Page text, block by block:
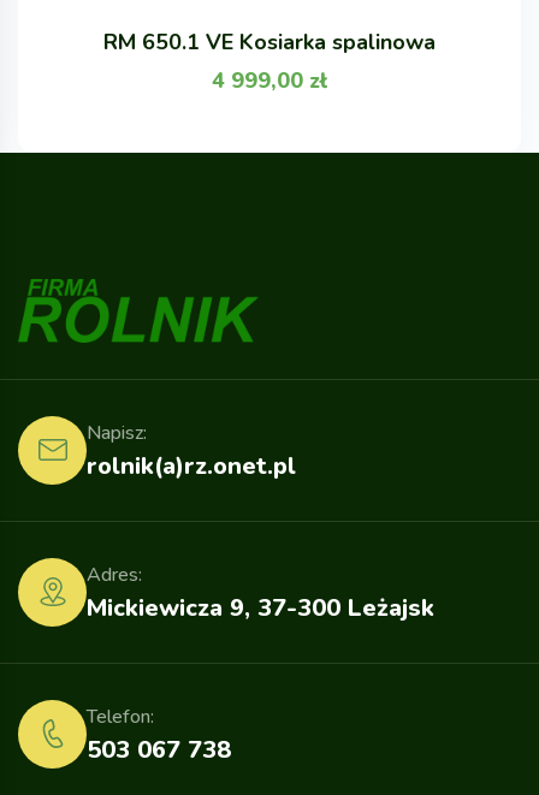
RM 650.1 VE Kosiarka spalinowa
4 999,00 zł
rolnik(a)rz.onet.pl
Napisz:
Mickiewicza 9, 37-300 Leżajsk
Adres:
503 067 738
Telefon: